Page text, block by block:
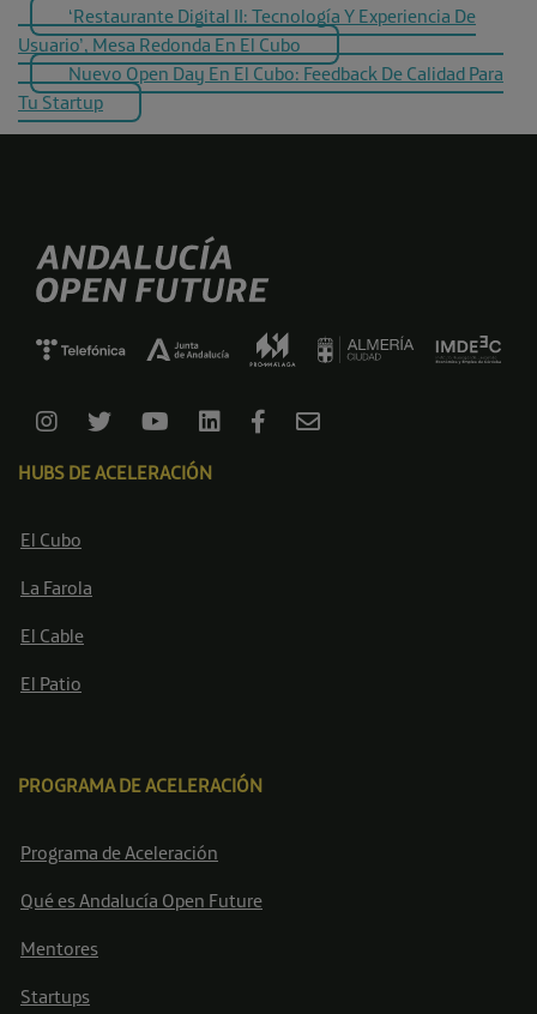
‘Restaurante Digital II: Tecnología Y Experiencia De
Usuario’, Mesa Redonda En El Cubo
Nuevo Open Day En El Cubo: Feedback De Calidad Para
Tu Startup
HUBS DE ACELERACIÓN
El Cubo
La Farola
El Cable
El Patio
PROGRAMA DE ACELERACIÓN
Programa de Aceleración
Qué es Andalucía Open Future
Mentores
Startups